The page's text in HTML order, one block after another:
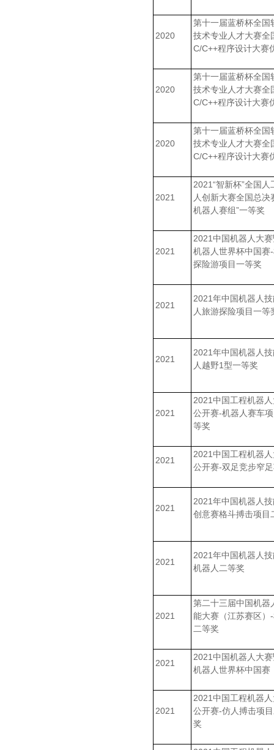
2020
第十一届蓝桥杯全国
技术专业人才大赛全
C/C++程序设计大赛
2020
第十一届蓝桥杯全国
技术专业人才大赛全
C/C++程序设计大赛
2020
第十一届蓝桥杯全国
技术专业人才大赛全
C/C++程序设计大赛
2021
2021“智新杯”全国人
人创新大赛全国总决
机器人赛组”一等奖
2021
2021中国机器人大
机器人世界杯中国赛
探险游项目一等奖
2021
2021年中国机器人
人旅游探险项目一等
2021
2021年中国机器人
人越野1型一等奖
2021
2021中国工程机器
公开赛-机器人赛车
等奖
2021
2021中国工程机器
公开赛-双足竞步窄
2021
2021年中国机器人
创意赛格斗搏击项目
2021
2021年中国机器人
机器人二等奖
2021
第二十三届中国机器
能大赛（江苏赛区）
二等奖
2021
2021中国机器人大
机器人世界杯中国赛
2021
2021中国工程机器
公开赛-仿人搏击项
奖